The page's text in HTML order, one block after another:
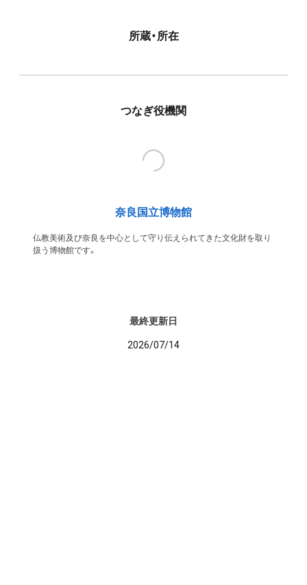
所蔵・所在
つなぎ役機関
奈良国立博物館
仏教美術及び奈良を中心として守り伝えられてきた文化財を取り
扱う博物館です。
最終更新日
2026/07/14